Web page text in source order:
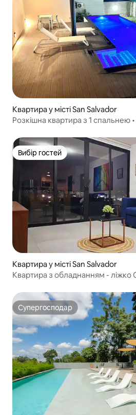
Квартира у місті San Salvador
Розкішна квартира з 1 спальнею
Вибір гостей
Вибір гостей
Квартира у місті San Salvador
Квартира з обладнанням - ліжко
Супергосподар
Супергосподар